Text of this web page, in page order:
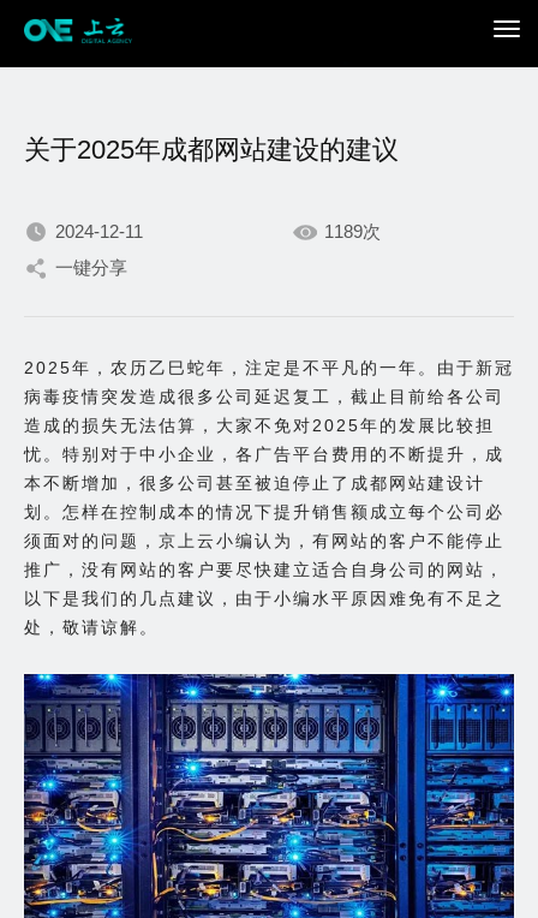
只为在数字世界打造更加
出色的你。
关于2025年成都网站建设的建议
2024-12-11
1189次
一键分享
2025年，农历乙巳蛇年，注定是不平凡的一年。由于新冠
病毒疫情突发造成很多公司延迟复工，截止目前给各公司
造成的损失无法估算，大家不免对2025年的发展比较担
忧。特别对于中小企业，各广告平台费用的不断提升，成
本不断增加，很多公司甚至被迫停止了成都网站建设计
划。怎样在控制成本的情况下提升销售额成立每个公司必
须面对的问题，京上云小编认为，有网站的客户不能停止
推广，没有网站的客户要尽快建立适合自身公司的网站，
以下是我们的几点建议，由于小编水平原因难免有不足之
处，敬请谅解。